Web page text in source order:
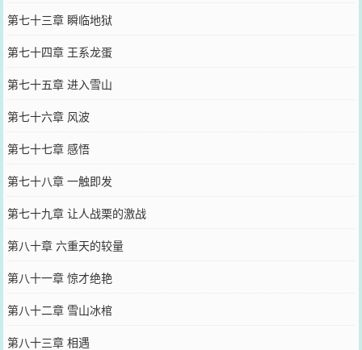
第七十三章 瞬临地狱
第七十四章 王系龙蛋
第七十五章 进入雪山
第七十六章 风波
第七十七章 感悟
第七十八章 一触即发
第七十九章 让人战栗的激战
第八十章 六重天的较量
第八十一章 惊才绝艳
第八十二章 雪山冰棺
第八十三章 相遇